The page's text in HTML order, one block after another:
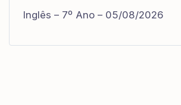
Inglês – 7º Ano – 05/08/2026